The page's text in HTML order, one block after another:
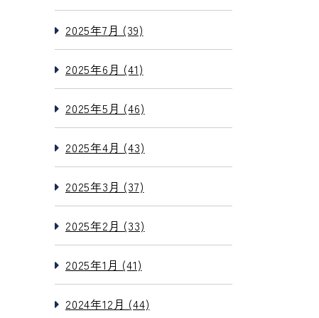
2025年7月 (39)
2025年6月 (41)
2025年5月 (46)
2025年4月 (43)
2025年3月 (37)
2025年2月 (33)
2025年1月 (41)
2024年12月 (44)